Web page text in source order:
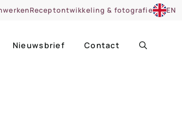
Receptontwikkeling & fotografie EN
Nieuwsbrief Contact